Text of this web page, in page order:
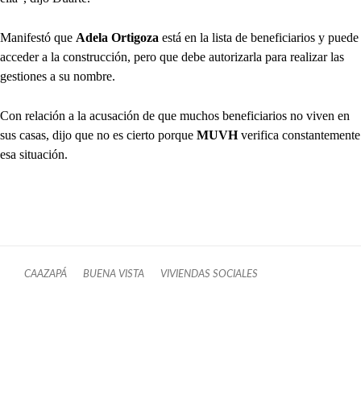
Manifestó que Adela Ortigoza está en la lista de beneficiarios y puede
acceder a la construcción, pero que debe autorizarla para realizar las
gestiones a su nombre.
Con relación a la acusación de que muchos beneficiarios no viven en
sus casas, dijo que no es cierto porque MUVHverifica constantemente
esa situación.
CAAZAPÁ BUENA VISTA VIVIENDAS SOCIALES